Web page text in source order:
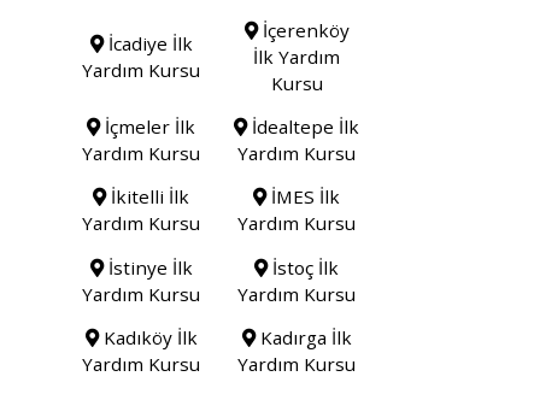
İcadiye İlk
Yardım Kursu
İçerenköy
İlk Yardım
Kursu
İçmeler İlk
Yardım Kursu
İdealtepe İlk
Yardım Kursu
İkitelli İlk
Yardım Kursu
İMES İlk
Yardım Kursu
İstinye İlk
Yardım Kursu
İstoç İlk
Yardım Kursu
Kadıköy İlk
Yardım Kursu
Kadırga İlk
Yardım Kursu